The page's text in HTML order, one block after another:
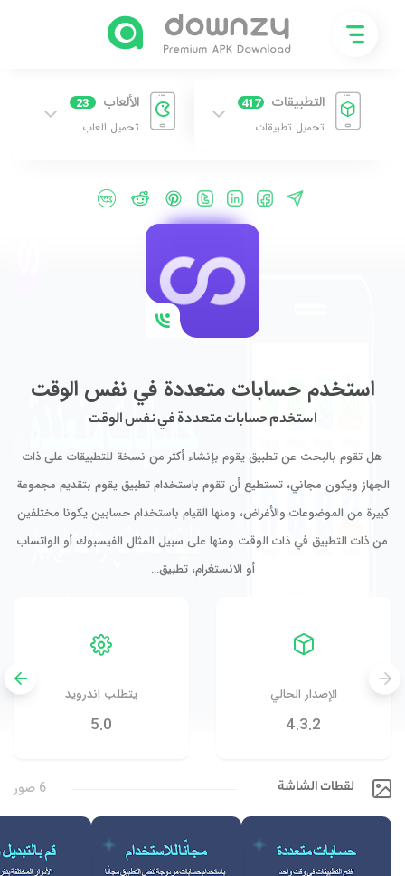
التطبيقات 417
تحميل تطبيقات
الألعاب 23
تحميل العاب
استخدم حسابات متعددة في نفس الوقت
استخدم حسابات متعددة في نفس الوقت
هل تقوم بالبحث عن تطبيق يقوم بإنشاء أكثر من نسخة للتطبيقات على ذات
الجهاز ويكون مجاني، تستطيع أن تقوم باستخدام تطبيق يقوم بتقديم مجموعة
كبيرة من الموضوعات والأغراض، ومنها القيام باستخدام حسابين يكونا مختلفين
من ذات التطبيق في ذات الوقت ومنها على سبيل المثال الفيسبوك أو الواتساب
أو الانستغرام، تطبيق…
الإصدار الحالي
4.3.2
يتطلب اندرويد
5.0
لقطات الشاشة 6 صور